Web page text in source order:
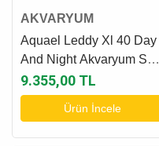
AKVARYUM
Aquael Leddy Xl 40 Day
And Night Akvaryum Seti
35 L - Siyah
9.355,00 TL
Ürün İncele